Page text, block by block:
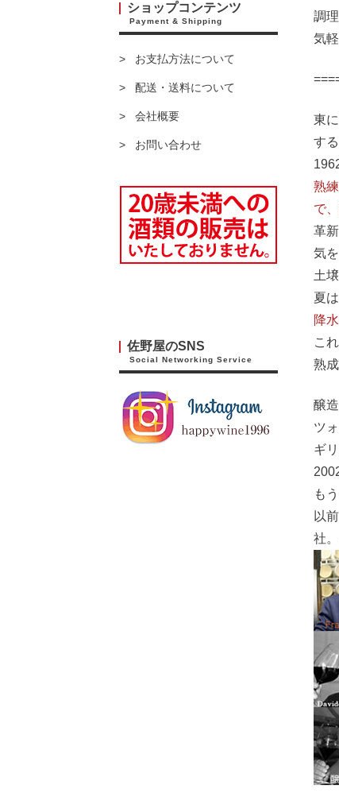
ショップコンテンツ
Payment & Shipping
お支払方法について
配送・送料について
会社概要
お問い合わせ
佐野屋のSNS
Social Networking Service
調
気
東
す
熟
で
革
気
土
夏
降
こ
熟
醸
ツ
ギ
も
以
社